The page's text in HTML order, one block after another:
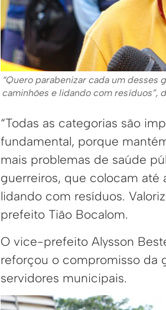
“Quero parabenizar cada um
caminhões e lidando com resíduos”,
“Todas as categorias são
fundamental, porque
mais problemas de saúde
guerreiros, que colocam até
lidando com resíduos.
prefeito Tião Bocalom.
O vice-prefeito Alysson
reforçou o compromisso da
servidores municipais.